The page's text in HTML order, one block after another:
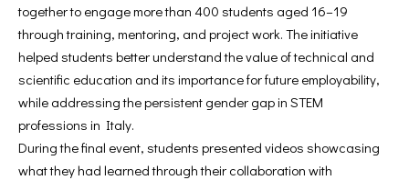
together to engage more than 400 students aged 16–19
through training, mentoring, and project work. The initiative
helped students better understand the value of technical and
scientific education and its importance for future employability,
while addressing the persistent gender gap in STEM
professions in Italy.
During the final event, students presented videos showcasing
what they had learned through their collaboration with